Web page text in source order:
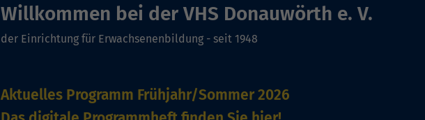
Willkommen bei der VHS Donauwörth e. V.
der Einrichtung für Erwachsenenbildung - seit 1948
Aktuelles Programm Frühjahr/Sommer 2026